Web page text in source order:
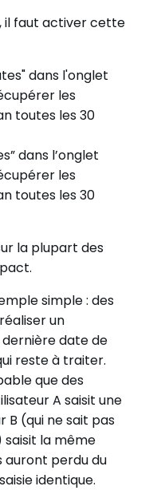
il faut activer cette
dans l’onglet
les
toutes les 30
la plupart des
simple : des
un
date de
reste à traiter.
que des
A saisit une
B (qui ne sait pas
la même
auront perdu du
identique.